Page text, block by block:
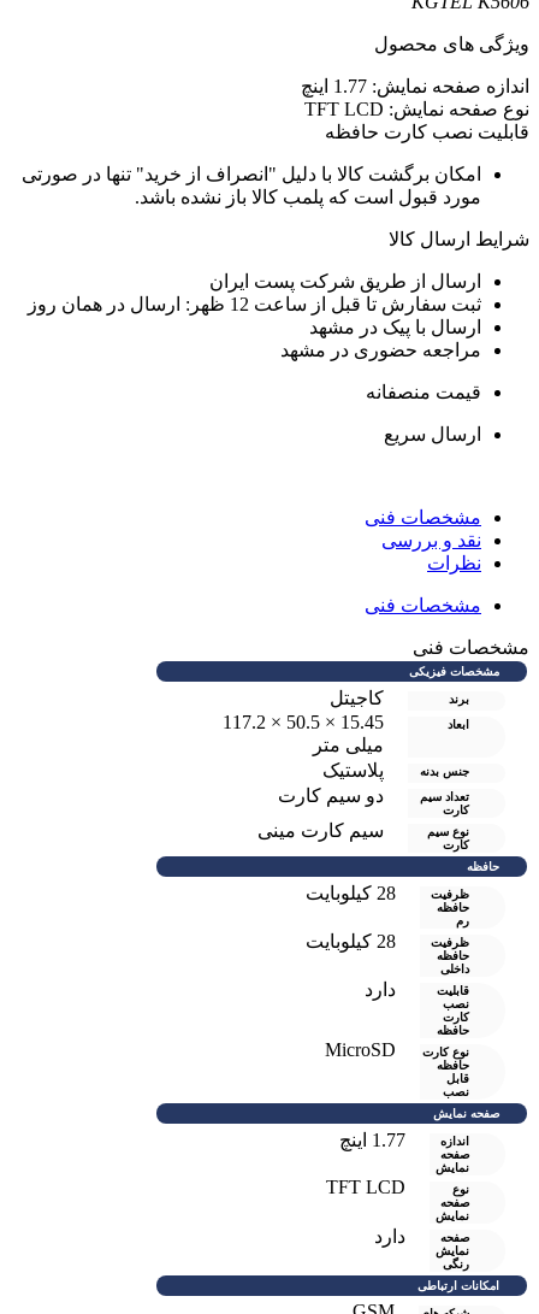
ویژگی های محصول
اندازه صفحه نمایش: 1.77 اینچ
نوع صفحه نمایش: TFT LCD
قابلیت نصب کارت حافظه
امکان برگشت کالا با دلیل "انصراف از خرید" تنها در صورتی
مورد قبول است که پلمب کالا باز نشده باشد.
شرایط ارسال کالا
ارسال از طریق شرکت پست ایران
ثبت سفارش تا قبل از ساعت 12 ظهر: ارسال در همان روز
ارسال با پیک در مشهد
مراجعه حضوری در مشهد
قیمت منصفانه
ارسال سریع
مشخصات فنی
نقد و بررسی
نظرات
مشخصات فنی
مشخصات فنی
مشخصات فیزیکی
برند کاجیتل
ابعاد
15.45 × 50.5 × 117.2
میلی متر
جنس بدنه پلاستیک
تعداد سیم
کارت
دو سيم کارت
نوع سیم
کارت
سیم کارت مینی
حافظه
ظرفیت
حافظه
رم
28 کیلوبایت
ظرفیت
حافظه
داخلی
28 کیلوبایت
قابلیت
نصب
کارت
حافظه
دارد
نوع کارت
حافظه
قابل
نصب
MicroSD
صفحه نمایش
اندازه
صفحه
نمایش
1.77 اینچ
نوع
صفحه
نمایش
TFT LCD
صفحه
نمايش
رنگی
دارد
امکانات ارتباطی